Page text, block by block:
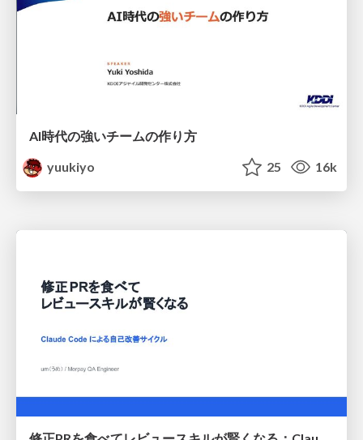
AI時代の強いチームの作り方
yuukiyo
25 16k